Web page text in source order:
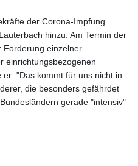
207.997128
LSL 18.721141
3.412778
0.699133
7.329784
MAD 10.739954
MDL 20.038943
der Corona-Impfung
hinzu. Am Termin der
Forderung einzelner
einrichtungsbezogenen
"Das kommt für uns nicht in
die besonders gefährdet
gerade "intensiv"